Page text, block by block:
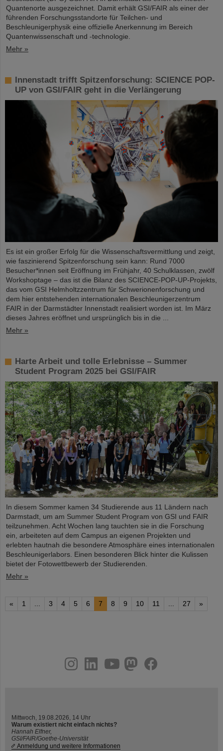
Quantenorte ausgezeichnet. Damit erhält GSI/FAIR als einer der
führenden Forschungsstandorte für Teilchen- und
Beschleunigerphysik eine offizielle Anerkennung im Bereich
Quantenwissenschaft und -technologie.
Mehr »
Innenstadt trifft Spitzenforschung: SCIENCE POP-
UP von GSI/FAIR geht in die Verlängerung
Es ist ein großer Erfolg für die Wissenschaftsvermittlung und zeigt,
wie faszinierend Spitzenforschung sein kann: Rund 7000
Besucher*innen seit Eröffnung im Frühjahr, 40 Schulklassen, zwölf
Workshoptage – das ist die Bilanz des SCIENCE-POP-UP-Projekts,
das vom GSI Helmholtzzentrum für Schwerionenforschung und
dem hier entstehenden internationalen Beschleunigerzentrum
FAIR in der Darmstädter Innenstadt realisiert worden ist. Im März
dieses Jahres eröffnet und ursprünglich bis in die ...
Mehr »
Harte Arbeit und tolle Erlebnisse – Summer
Student Program 2025 bei GSI/FAIR
In diesem Sommer kamen 34 Studierende aus 11 Ländern nach
Darmstadt, um am Summer Student Program von GSI und FAIR
teilzunehmen. Acht Wochen lang tauchten sie in die Forschung
ein, arbeiteten auf dem Campus an eigenen Projekten und
erlebten hautnah die besondere Atmosphäre eines internationalen
Beschleunigerlabors. Einen besonderen Blick hinter die Kulissen
bietet der Fotowettbewerb der Studierenden.
Mehr »
« 1 3 4 5 6 7 8 9 10 11 27 »
youtube
helmholtz.social
facebook
Mittwoch, 19.08.2026, 14 Uhr
Warum existiert nicht einfach nichts?
Hannah Elfner,
GSI/FAIR/Goethe-Universität
Anmeldung und weitere Informationen